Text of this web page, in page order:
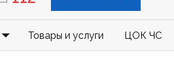
Товары и услуги ЦОК ЧС